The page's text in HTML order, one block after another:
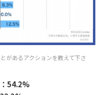
があるアクションを教えて下さ
54.2%